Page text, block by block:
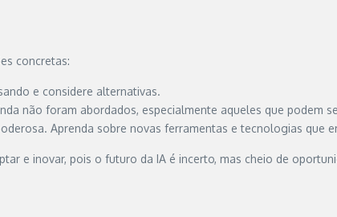
concretas:
e considere alternativas.
não foram abordados, especialmente aqueles que podem
Aprenda sobre novas ferramentas e tecnologias que
e inovar, pois o futuro da IA é incerto, mas cheio de